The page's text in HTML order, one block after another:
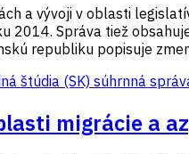
a vývoji v oblasti
2014. Správa tiež
republiku popisuje
štúdia (SK) súhrnná
migrácie a